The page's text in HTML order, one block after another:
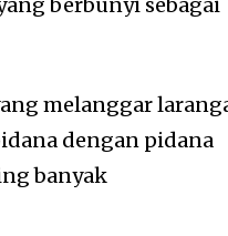
berbunyi sebagai
melanggar
dengan pidana
banyak